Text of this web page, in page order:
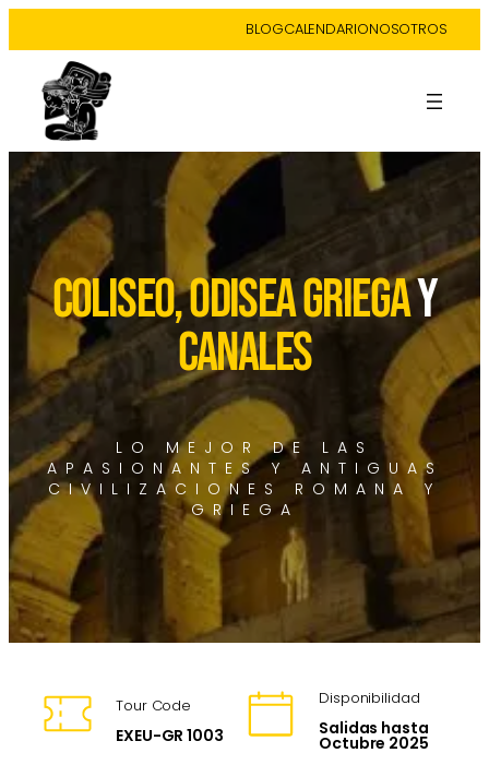
BLOGCALENDARIONOSOTROS
COLISEO, ODISEA GRIEGAy
CANALES
LO MEJOR DE LAS
APASIONANTES Y ANTIGUAS
CIVILIZACIONES ROMANA Y
GRIEGA
Tour Code
EXEU-GR 1003
Disponibilidad
Salidas hasta
Octubre 2025